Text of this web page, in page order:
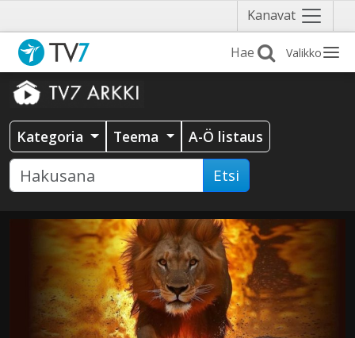
Kanavat Näytä
valikko
Valikko
Kategoria Teema A-Ö listaus
Etsi